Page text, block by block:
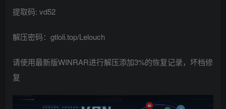
提取码: vd52
解压密码：gtloli.top/Lelouch
请使用最新版WINRAR进行解压添加3%的恢复记录，坏档修
复